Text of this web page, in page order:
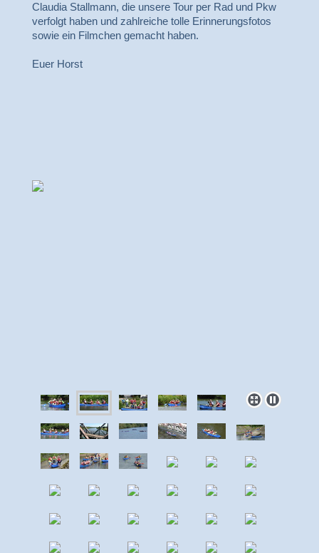
Claudia Stallmann, die unsere Tour per Rad und Pkw
verfolgt haben und zahlreiche tolle Erinnerungsfotos
sowie ein Filmchen gemacht haben.
Euer Horst